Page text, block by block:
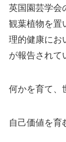
英国園芸学会
観葉植物を置
理的健康にお
が報告されて
何かを育て、
自己価値を